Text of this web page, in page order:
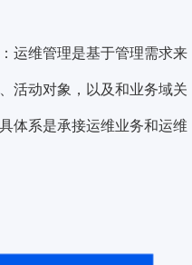
运维管理是基于管理需求来
活动对象，以及和业务域关
体系是承接运维业务和运维